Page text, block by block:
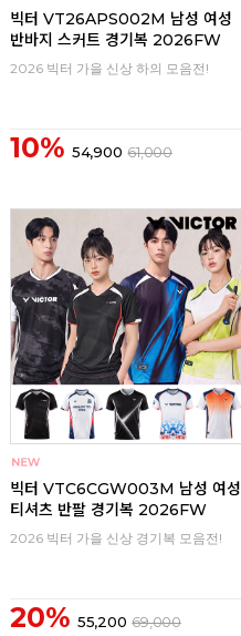
빅터 VT26APS002M 남성 여성
반바지 스커트 경기복 2026FW
2026 빅터 가을 신상 하의 모음전!
10% 54,900 61,000
빅터 VTC6CGW003M 남성 여성
티셔츠 반팔 경기복 2026FW
2026 빅터 가을 신상 경기복 모음전!
20% 55,200 69,000